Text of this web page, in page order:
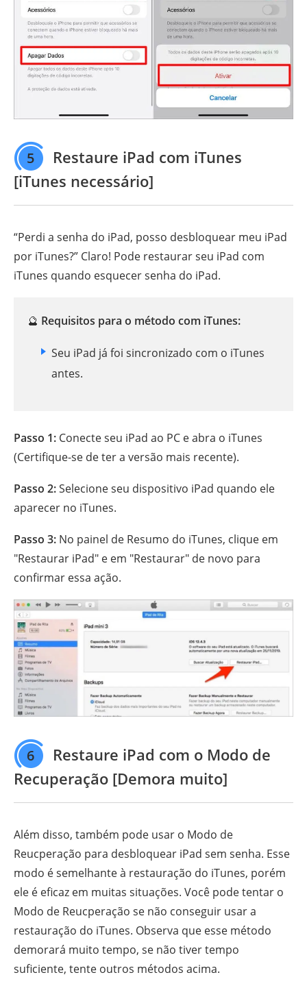
5
Restaure iPad com iTunes
[iTunes necessário]
“Perdi a senha do iPad, posso desbloquear meu iPad
por iTunes?” Claro! Pode restaurar seu iPad com
iTunes quando esquecer senha do iPad.
🔮 Requisitos para o método com iTunes:
Seu iPad já foi sincronizado com o iTunes
antes.
Passo 1: Conecte seu iPad ao PC e abra o iTunes
(Certifique-se de ter a versão mais recente).
Passo 2:Selecione seu dispositivo iPad quando ele
aparecer no iTunes.
Passo 3: No painel de Resumo do iTunes, clique em
"Restaurar iPad" e em "Restaurar" de novo para
confirmar essa ação.
6
Restaure iPad com o Modo de
Recuperação [Demora muito]
Além disso, também pode usar o Modo de
Reucperação para desbloquear iPad sem senha. Esse
modo é semelhante à restauração do iTunes, porém
ele é eficaz em muitas situações. Você pode tentar o
Modo de Reucperação se não conseguir usar a
restauração do iTunes. Observa que esse método
demorará muito tempo, se não tiver tempo
suficiente, tente outros métodos acima.